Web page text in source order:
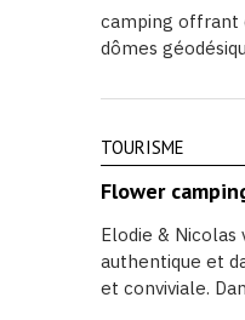
camping offrant
dômes
TOURISME
Flower
Elodie & Nicolas
authentique et
et conviviale.